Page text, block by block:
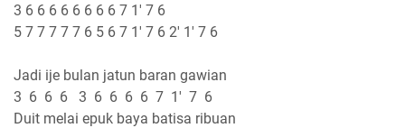
3 6 6 6 6 6 6 6 6 7 1' 7 6
5 7 7 7 7 7 6 5 6 7 1' 7 6 2' 1' 7 6
Jadi ije bulan jatun baran gawian
3 6 6 6 3 6 6 6 6 7 1' 7 6
Duit melai epuk baya batisa ribuan